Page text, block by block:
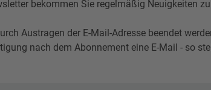
bekommen Sie regelmäßig Neuigkeiten
Austragen der E-Mail-Adresse beendet
nach dem Abonnement eine E-Mail - so